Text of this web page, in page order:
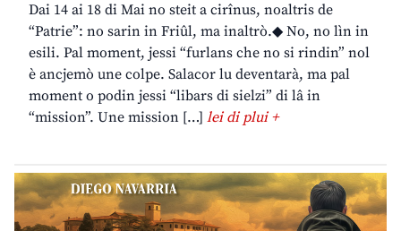
Dai 14 ai 18 di Mai no steit a cirînus, noaltris de
“Patrie”: no sarin in Friûl, ma inaltrò.◆ No, no lìn in
esili. Pal moment, jessi “furlans che no si rindin” nol
è ancjemò une colpe. Salacor lu deventarà, ma pal
moment o podin jessi “libars di sielzi” di lâ in
“mission”. Une mission […] lei di plui +